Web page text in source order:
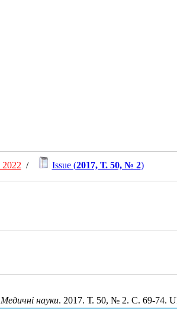
2022 / Issue (2017, Т. 50, № 2)
науки. 2017. Т. 50, № 2. С. 69-74.